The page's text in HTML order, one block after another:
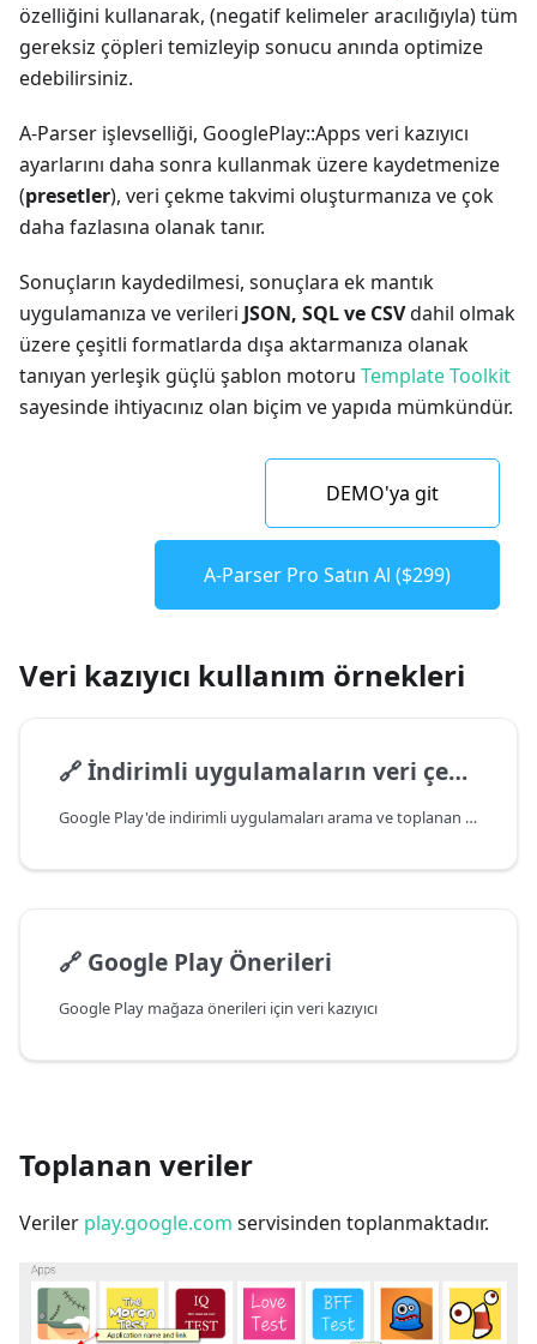
özelliğini kullanarak, (negatif kelimeler aracılığıyla) tüm
gereksiz çöpleri temizleyip sonucu anında optimize
edebilirsiniz.
A-Parser işlevselliği, GooglePlay::Apps veri kazıyıcı
ayarlarını daha sonra kullanmak üzere kaydetmenize
(presetler), veri çekme takvimi oluşturmanıza ve çok
daha fazlasına olanak tanır.
Sonuçların kaydedilmesi, sonuçlara ek mantık
uygulamanıza ve verileri JSON, SQL ve CSVdahil olmak
üzere çeşitli formatlarda dışa aktarmanıza olanak
tanıyan yerleşik güçlü şablon motoru Template Toolkit
sayesinde ihtiyacınız olan biçim ve yapıda mümkündür.
DEMO'ya git
A-Parser Pro Satın Al ($299)
Veri kazıyıcı kullanım örnekleri
🔗İndirimli uygulamaların veri çekme işlemi
Google Play'de indirimli uygulamaları arama ve toplanan verileri veri tabanına kaydetme
🔗 Google Play Önerileri
Google Play mağaza önerileri için veri kazıyıcı
Toplanan veriler
Veriler play.google.com servisinden toplanmaktadır.